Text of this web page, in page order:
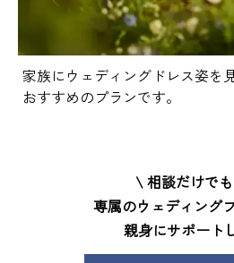
家族にウェディングドレス姿を
おすすめのプランです。
\ 相談だけでも
専属のウェディング
親身にサポート